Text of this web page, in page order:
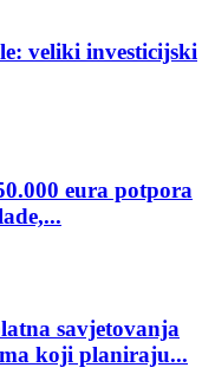
veliki investicijski
eura potpora
savjetovanja
koji planiraju...